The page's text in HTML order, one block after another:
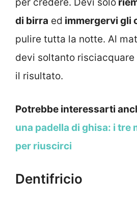
per credere. Devi solo
di birra ed immergervi gli
pulire tutta la notte. Al
devi soltanto
il risultato.
Potrebbe interessarti
una padella di ghisa: i tre
per riuscirci
Dentifricio